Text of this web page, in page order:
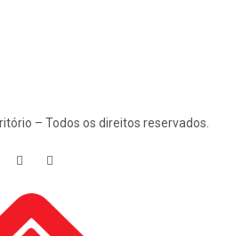
– Todos os direitos reservados.